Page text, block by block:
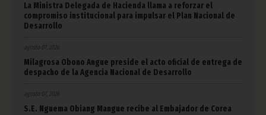
La Ministra Delegada de Hacienda llama a reforzar el
compromiso institucional para impulsar el Plan Nacional de
Desarrollo
agosto 07, 2026
Milagrosa Obono Angue preside el acto oficial de entrega de
despacho de la Agencia Nacional de Desarrollo
agosto 07, 2026
S.E. Nguema Obiang Mangue recibe al Embajador de Corea